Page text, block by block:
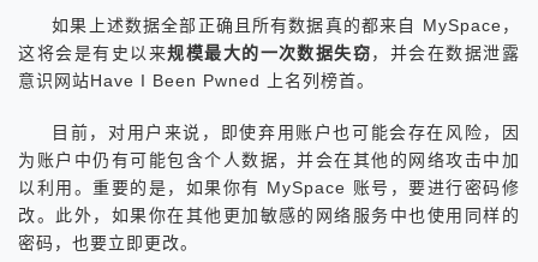
如果上述数据全部正确且所有数据真的都来自 MySpace，
这将会是有史以来规模最大的一次数据失窃，并会在数据泄露
意识网站Have I Been Pwned 上名列榜首。
目前，对用户来说，即使弃用账户也可能会存在风险，因
为账户中仍有可能包含个人数据，并会在其他的网络攻击中加
以利用。重要的是，如果你有 MySpace 账号，要进行密码修
改。此外，如果你在其他更加敏感的网络服务中也使用同样的
密码，也要立即更改。